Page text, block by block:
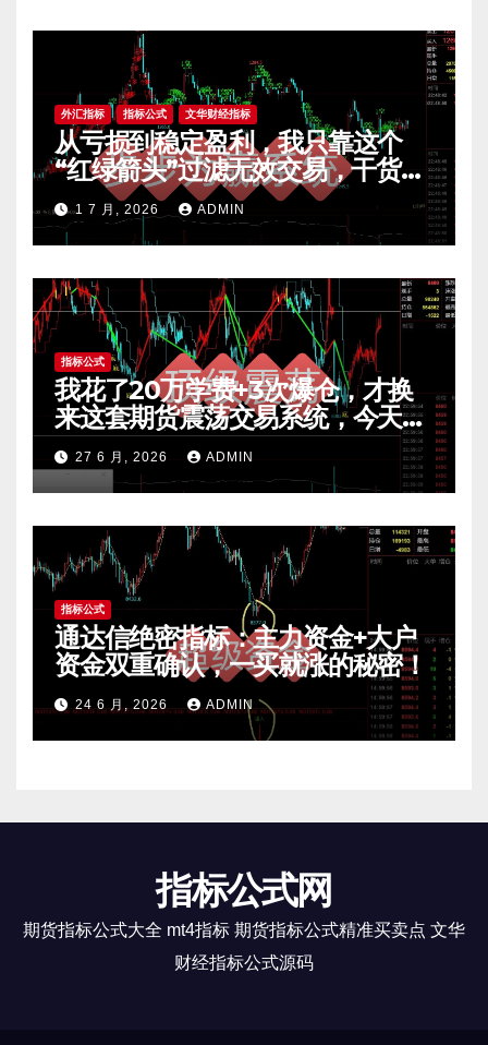
外汇指标 指标公式 文华财经指标
从亏损到稳定盈利，我只靠这个
“红绿箭头”过滤无效交易，干货全
公开 mt4指标
1 7 月, 2026 ADMIN
指标公式
我花了20万学费+3次爆仓，才换
来这套期货震荡交易系统，今天免
费公开核心逻辑
27 6 月, 2026 ADMIN
指标公式
通达信绝密指标：主力资金+大户
资金双重确认，一买就涨的秘密！
24 6 月, 2026 ADMIN
指标公式网
期货指标公式大全 mt4指标 期货指标公式精准买卖点 文华
财经指标公式源码